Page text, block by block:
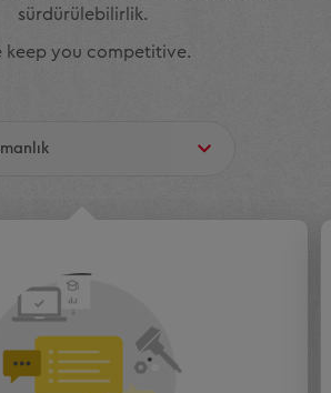
sürdürülebilirlik.
keep you competitive.